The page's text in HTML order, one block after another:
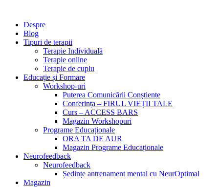
Despre
Blog
Tipuri de terapii
Terapie Individuală
Terapie online
Terapie de cuplu
Educație și Formare
Workshop-uri
Puterea Comunicării Conștiente
Conferința – FIRUL VIEȚII TALE
Curs – ACCESS BARS
Magazin Workshopuri
Programe Educaționale
ORA TA DE AUR
Magazin Programe Educaționale
Neurofeedback
Neurofeedback
Ședințe antrenament mental cu NeurOptimal
Magazin